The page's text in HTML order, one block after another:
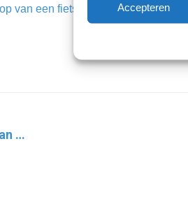
Accepteren
van een fiets een gratis servicebeurt
…